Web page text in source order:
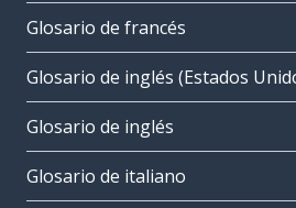
Glosario de francés
Glosario de inglés (Estados
Glosario de inglés
Glosario de italiano